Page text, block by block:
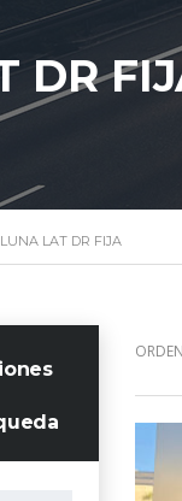
DR
LUNA LAT DR FIJA